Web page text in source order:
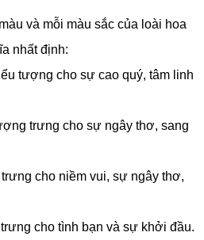
và mỗi màu sắc của loài hoa
nhất định:
tượng cho sự cao quý, tâm linh
trưng cho sự ngây thơ, sang
cho niềm vui, sự ngây thơ,
cho tình bạn và sự khởi đầu.